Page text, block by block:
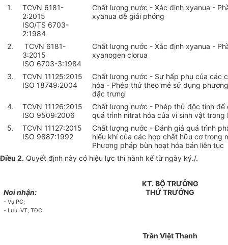
1.
TCVN 6181-
2:2015
ISO/TS 6703-
2:1984
Chất lượng nước - Xác định xyanua -
xyanua dễ giải phóng
2.
TCVN 6181-
3:2015
ISO 6703-3:1984
Chất lượng nước - Xác định xyanua -
xyanogen clorua
3.
TCVN 11125:2015
ISO 18749:2004
Chất lượng nước - Sự hấp phụ của các
hóa - Phép thử theo mẻ sử dụng
đặc trưng
4.
TCVN 11126:2015
ISO 9509:2006
Chất lượng nước - Phép thử độc tính để
quá trình nitrat hóa của vi sinh vật trong
5.
TCVN 11127:2015
ISO 9887:1992
Chất lượng nước - Đánh giá quá trình
hiếu khí của các hợp chất hữu cơ trong
Phương pháp bùn hoạt hóa bán liên tục
Điều 2. Quyết định này có hiệu lực thi hành kể từ ngày ký./.
Nơi nhận:
-Vụ PC;
- Lưu: VT, TĐC
KT. BỘ TRƯỞNG
THỨ TRƯỞNG
Trần Việt Thanh